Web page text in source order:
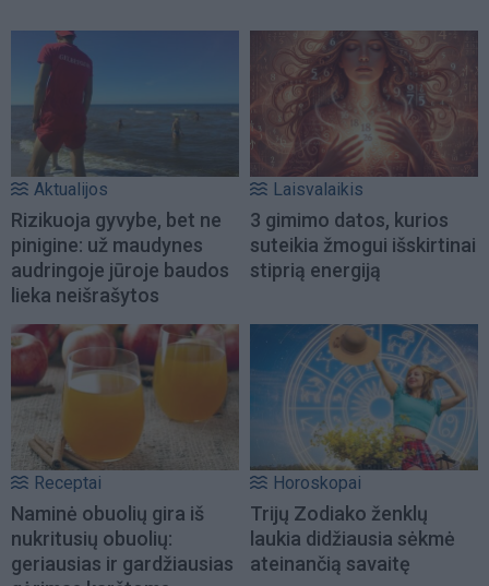
Aktualijos
Rizikuoja gyvybe, bet ne
pinigine: už maudynes
audringoje jūroje baudos
lieka neišrašytos
Laisvalaikis
3 gimimo datos, kurios
suteikia žmogui išskirtinai
stiprią energiją
Receptai
Naminė obuolių gira iš
nukritusių obuolių:
geriausias ir gardžiausias
Horoskopai
Trijų Zodiako ženklų
laukia didžiausia sėkmė
ateinančią savaitę